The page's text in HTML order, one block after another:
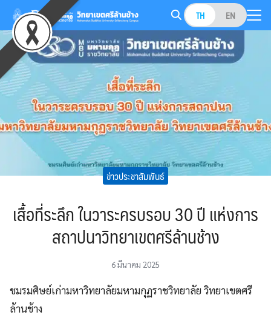
Skip
content
TH EN
Search
for:
ข่าวประชาสัมพันธ์
เสื้อที่ระลึก ในวาระครบรอบ 30 ปี แห่งการ
สถาปนาวิทยาเขตศรีล้านช้าง
6 มีนาคม 2025
ชมรมศิษย์เก่ามหาวิทยาลัยมหามกุฏราชวิทยาลัย วิทยาเขตศรี
ล้านช้าง